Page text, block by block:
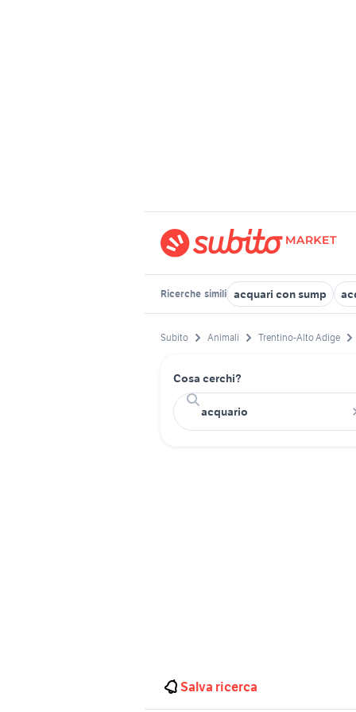
Ricerche simili acquari con sump
Subito Animali Trentino-Alto Adige
Cosa cerchi?
Salva ricerca